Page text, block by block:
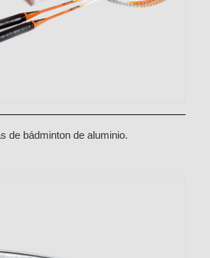
de bádminton de aluminio.